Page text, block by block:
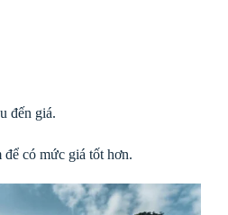
đến giá.
có mức giá tốt hơn.